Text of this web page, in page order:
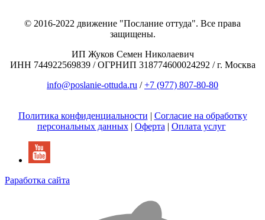
© 2016-2022 движение "Послание оттуда". Все права
защищены.
ИП Жуков Семен Николаевич
ИНН 744922569839 / ОГРНИП 318774600024292 / г. Москва
info@poslanie-ottuda.ru /+7 (977) 807-80-80
Политика конфиденциальности | Согласие на обработку
персональных данных | Оферта | Оплата услуг
Раработка сайта